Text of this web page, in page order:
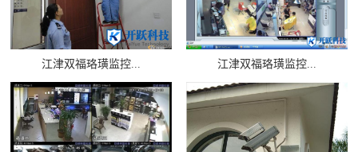
江津双福珞璜监控... 江津双福珞璜监控...